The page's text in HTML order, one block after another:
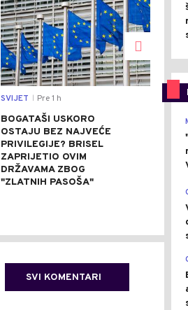
SVIJET Pre 1 h
BOGATAŠI USKORO
OSTAJU BEZ NAJVEĆE
PRIVILEGIJE? BRISEL
ZAPRIJETIO OVIM
DRŽAVAMA ZBOG
"ZLATNIH PASOŠA"
SVI KOMENTARI